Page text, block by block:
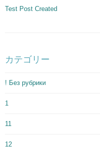
Test Post Created
カテゴリー
! Без рубрики
1
11
12